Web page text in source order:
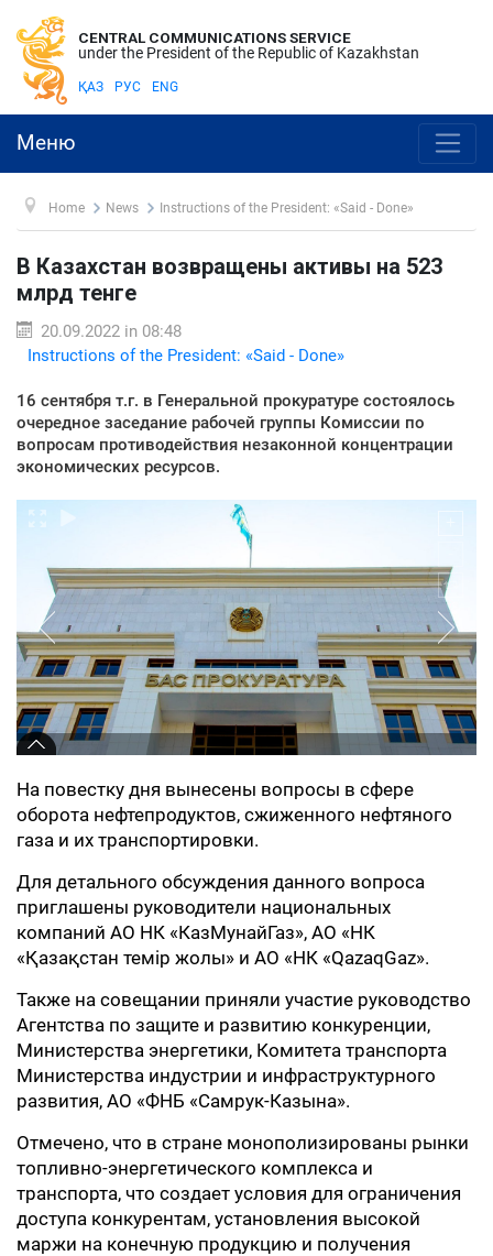
CENTRAL COMMUNICATIONS SERVICE
under the President of the Republic of Kazakhstan
ҚАЗ РУС ENG
Меню
Home News Instructions of the President: «Said - Done»
В Казахстан возвращены активы на 523
млрд тенге
20.09.2022 in 08:48
Instructions of the President: «Said - Done»
16 сентября т.г. в Генеральной прокуратуре состоялось
очередное заседание рабочей группы Комиссии по
вопросам противодействия незаконной концентрации
экономических ресурсов.
На повестку дня вынесены вопросы в сфере
оборота нефтепродуктов, сжиженного нефтяного
газа и их транспортировки.
Для детального обсуждения данного вопроса
приглашены руководители национальных
компаний АО НК «КазМунайГаз», АО «НК
«Қазақстан темір жолы» и АО «НК «QazaqGaz».
Также на совещании приняли участие руководство
Агентства по защите и развитию конкуренции,
Министерства энергетики, Комитета транспорта
Министерства индустрии и инфраструктурного
развития, АО «ФНБ «Самрук-Казына».
Отмечено, что в стране монополизированы рынки
топливно-энергетического комплекса и
транспорта, что создает условия для ограничения
доступа конкурентам, установления высокой
маржи на конечную продукцию и получения